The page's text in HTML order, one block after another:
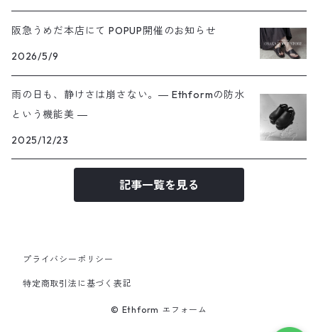
阪急うめだ本店にて POPUP開催のお知らせ
2026/5/9
雨の日も、静けさは崩さない。― Ethformの防水
という機能美 ―
2025/12/23
記事一覧を見る
プライバシーポリシー
特定商取引法に基づく表記
© Ethform エフォーム